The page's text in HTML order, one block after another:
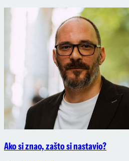
Ako si znao, zašto si nastavio?